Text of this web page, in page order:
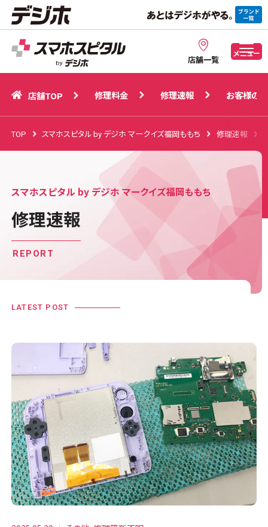
店舗一覧
メニュー
店舗TOP 修理速報 お客様の声
店舗TOP 修理料金 修理速報 お客様の声
TOP スマホスピタル by デジホ マークイズ福岡ももち 修理速報
スマホスピタル by デジホ マークイズ福岡ももち
修理速報
REPORT
LATEST POST